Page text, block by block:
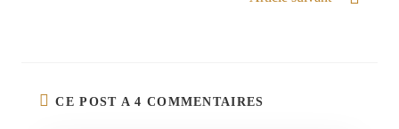
CE POST A 4 COMMENTAIRES